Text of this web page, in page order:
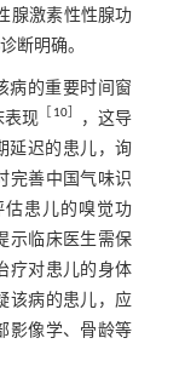
腺激素性性腺功
断明确。
病的重要时间窗
表现 ［ 10］
，这导
延迟的患儿，询
完善中国气味识
患儿的嗅觉功
示临床医生需保
疗对患儿的身体
该病的患儿，应
影像学、骨龄等